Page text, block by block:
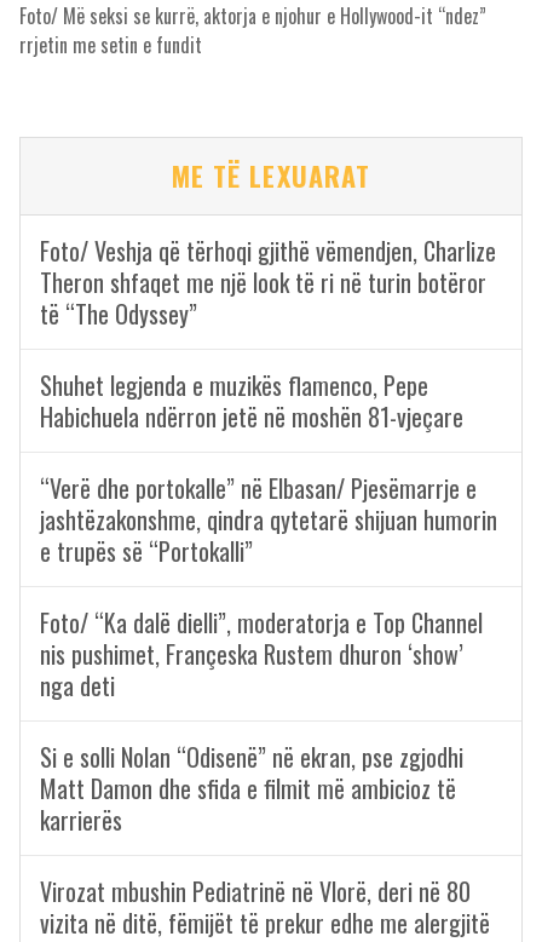
Foto/ Më seksi se kurrë, aktorja e njohur e Hollywood-it “ndez”
rrjetin me setin e fundit
ME TË LEXUARAT
Foto/ Veshja që tërhoqi gjithë vëmendjen, Charlize
Theron shfaqet me një look të ri në turin botëror
të “The Odyssey”
Shuhet legjenda e muzikës flamenco, Pepe
Habichuela ndërron jetë në moshën 81-vjeçare
“Verë dhe portokalle” në Elbasan/ Pjesëmarrje e
jashtëzakonshme, qindra qytetarë shijuan humorin
e trupës së “Portokalli”
Foto/ “Ka dalë dielli”, moderatorja e Top Channel
nis pushimet, Françeska Rustem dhuron ‘show’
nga deti
Si e solli Nolan “Odisenë” në ekran, pse zgjodhi
Matt Damon dhe sfida e filmit më ambicioz të
karrierës
Virozat mbushin Pediatrinë në Vlorë, deri në 80
vizita në ditë, fëmijët të prekur edhe me alergjitë